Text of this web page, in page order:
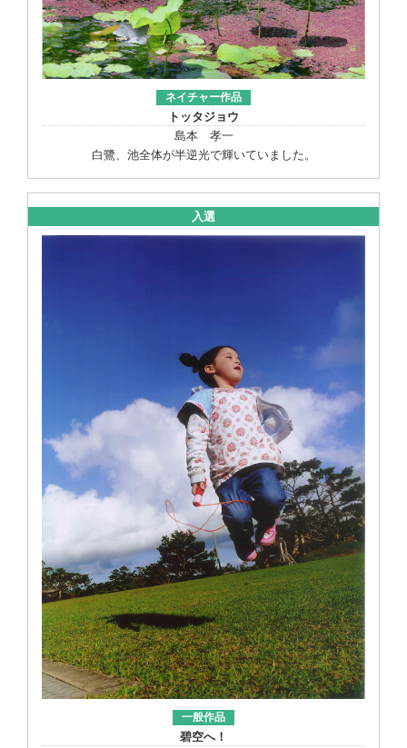
ネイチャー作品
トッタジョウ
島本 孝一
白鷺、池全体が半逆光で輝いていました。
入選
一般作品
碧空へ！